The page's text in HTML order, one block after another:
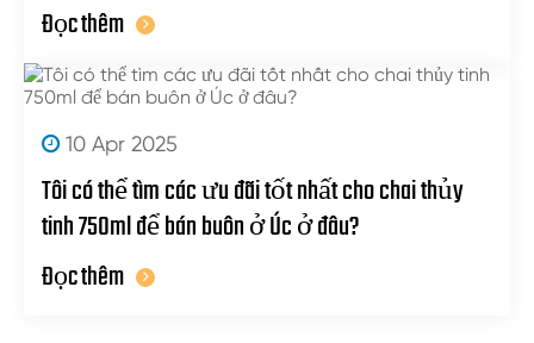
Đọc thêm
10 Apr 2025
Tôi có thể tìm các ưu đãi tốt nhất cho chai thủy
tinh 750ml để bán buôn ở Úc ở đâu?
Đọc thêm